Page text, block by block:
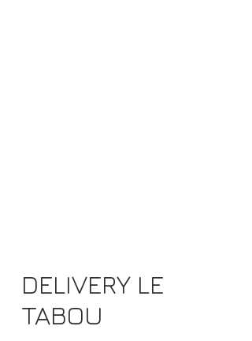
DELIVERY LE
TABOU